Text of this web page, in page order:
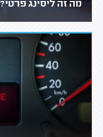
מה זה ליסינג פרטי?